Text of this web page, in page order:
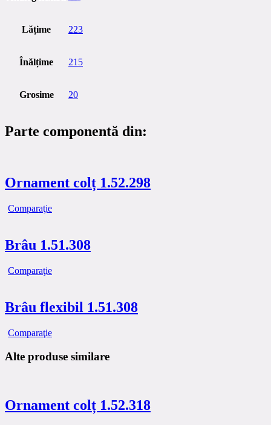
Lățime 223
Înălțime 215
Grosime 20
Parte componentă din:
Ornament colț 1.52.298
Comparaţie
Brâu 1.51.308
Comparaţie
Brâu flexibil 1.51.308
Comparaţie
Alte produse similare
Ornament colț 1.52.318